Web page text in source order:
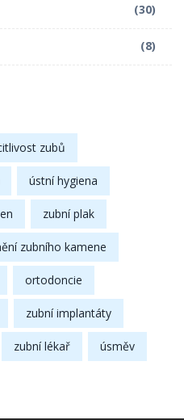
(30)
(8)
zubů
ústní hygiena
zubní plak
zubního kamene
ortodoncie
zubní implantáty
zubní lékař úsměv